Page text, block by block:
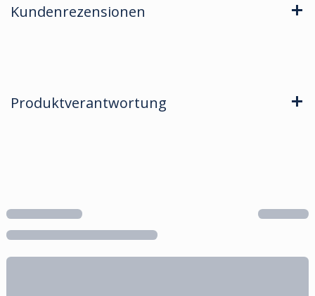
Kundenrezensionen
Produktverantwortung